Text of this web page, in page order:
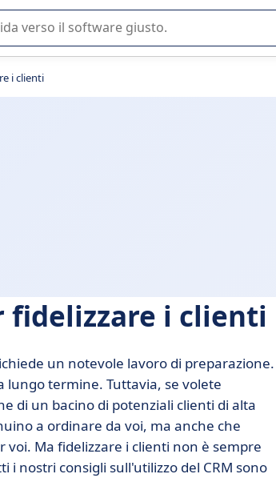
di un software SaaS per la vostra azienda.
i clienti
fidelizzare i clienti
un notevole lavoro di preparazione.
lungo termine. Tuttavia, se volete
di un bacino di potenziali clienti di alta
a ordinare da voi, ma anche che
Ma fidelizzare i clienti non è sempre
i nostri consigli sull'utilizzo del CRM sono